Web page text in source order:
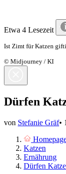
Etwa 4 Lesezeit
Ist Zimt für Katzen
© Midjourney / KI
Dürfen
von Stefanie Gräf•
Katzen
Ernährung
Dürfen